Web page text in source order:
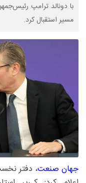
با دونالد ترامپ
مسیر استقبال کرد.
جهان صنعت، دفتر